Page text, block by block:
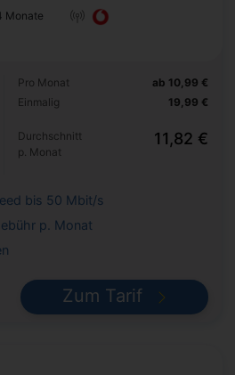
Monate
Pro Monat
Einmalig
ab 10,99 €
19,99 €
Durchschnitt
p. Monat
11,82 €
bis 50 Mbit/s
p. Monat
Zum Tarif